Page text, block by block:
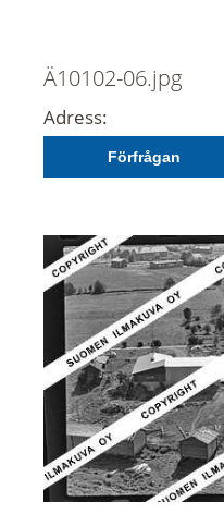
Ä10102-06.jpg
Adress:
Förfrågan